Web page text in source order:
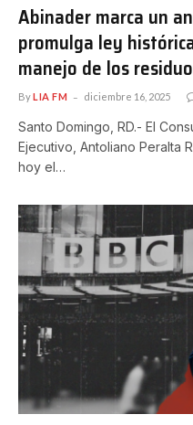
Abinader marca un
promulga ley
manejo de los
ByLIA FM diciembre 16, 2025
Santo Domingo, RD.- El
Ejecutivo, Antoliano Peralta
hoy el…